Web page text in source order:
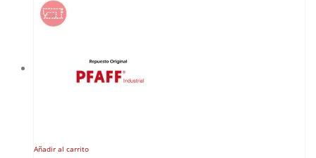
Añadir al carrito